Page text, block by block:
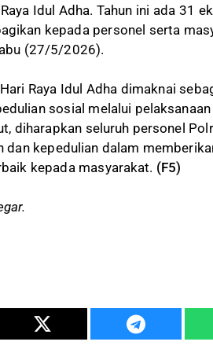
Idul Adha. Tahun ini ada 31
kepada personel serta
(27/5/2026).
Raya Idul Adha dimaknai
sosial melalui
diharapkan seluruh personel
dan kepedulian dalam
kepada masyarakat. (F5)